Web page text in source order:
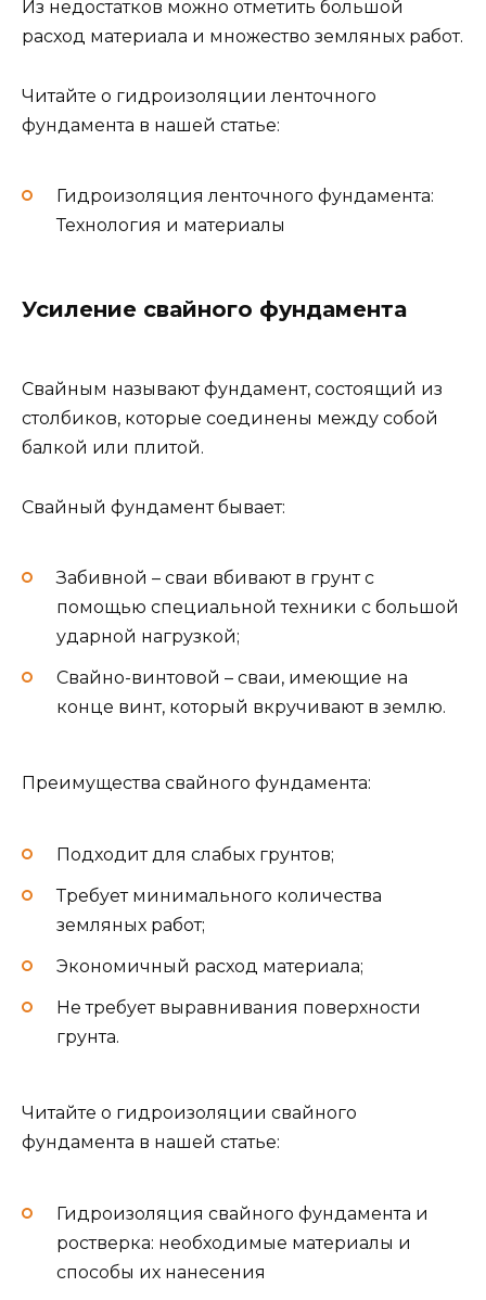
Из недостатков можно отметить большой
расход материала и множество земляных работ.
Читайте о гидроизоляции ленточного
фундамента в нашей статье:
Гидроизоляция ленточного фундамента:
Технология и материалы
Усиление свайного фундамента
Свайным называют фундамент, состоящий из
столбиков, которые соединены между собой
балкой или плитой.
Свайный фундамент бывает:
Забивной – сваи вбивают в грунт с
помощью специальной техники с большой
ударной нагрузкой;
Свайно-винтовой – сваи, имеющие на
конце винт, который вкручивают в землю.
Преимущества свайного фундамента:
Подходит для слабых грунтов;
Требует минимального количества
земляных работ;
Экономичный расход материала;
Не требует выравнивания поверхности
грунта.
Читайте о гидроизоляции свайного
фундамента в нашей статье:
Гидроизоляция свайного фундамента и
ростверка: необходимые материалы и
способы их нанесения